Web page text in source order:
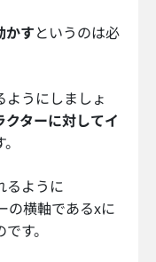
かすというのは必
うにしましょ
クターに対してイ
るように
の横軸であるxに
す。